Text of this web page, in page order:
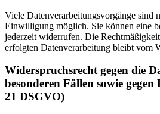
Viele Datenverarbeitungsvorgänge sind
Einwilligung möglich. Sie können eine
jederzeit widerrufen. Die
erfolgten Datenverarbeitung bleibt vom
Widerspruchsrecht gegen die
besonderen Fällen sowie
21 DSGVO)